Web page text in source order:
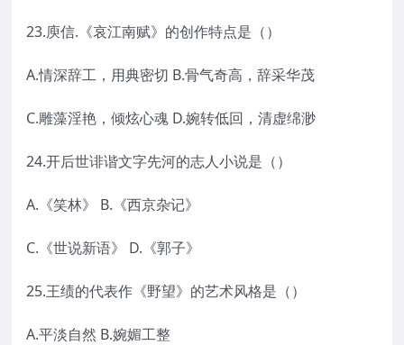
23.庾信.《哀江南赋》的创作特点是（）
A.情深辞工，用典密切 B.骨气奇高，辞采华茂
C.雕藻淫艳，倾炫心魂 D.婉转低回，清虚绵渺
24.开后世诽谐文字先河的志人小说是（）
A.《笑林》 B.《西京杂记》
C.《世说新语》 D.《郭子》
25.王绩的代表作《野望》的艺术风格是（）
A.平淡自然 B.婉媚工整